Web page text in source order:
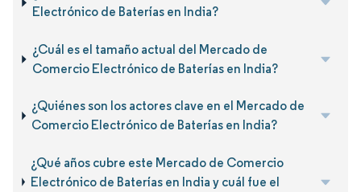
Electrónico de Baterías en India?
¿Cuál es el tamaño actual del Mercado de
Comercio Electrónico de Baterías en India?
¿Quiénes son los actores clave en el Mercado de
Comercio Electrónico de Baterías en India?
¿Qué años cubre este Mercado de Comercio
Electrónico de Baterías en India y cuál fue el